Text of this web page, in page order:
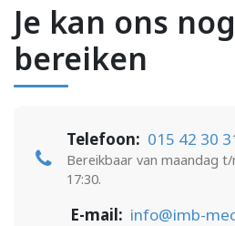
Je kan ons
bereiken
Telefoon: 015 42 30
Bereikbaar van maandag
17:30.
E-mail: info@imb-